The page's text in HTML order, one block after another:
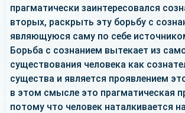
прагматически заинтересовался
вторых, раскрыть эту борьбу с
являющуюся саму по себе
Борьба с сознанием вытекает из
существования человека как
существа и является проявлением
в этом смысле это прагматическая
потому что человек наталкивается